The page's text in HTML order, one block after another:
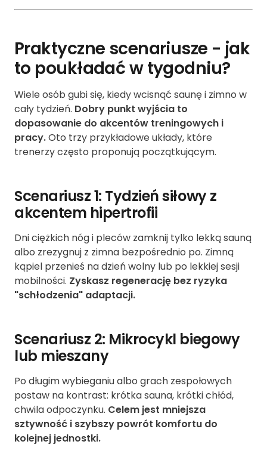
Praktyczne scenariusze - jak
to poukładać w tygodniu?
Wiele osób gubi się, kiedy wcisnąć saunę i zimno w
cały tydzień. Dobry punkt wyjścia to
dopasowanie do akcentów treningowych i
pracy.Oto trzy przykładowe układy, które
trenerzy często proponują początkującym.
Scenariusz 1: Tydzień siłowy z
akcentem hipertrofii
Dni ciężkich nóg i pleców zamknij tylko lekką sauną
albo zrezygnuj z zimna bezpośrednio po. Zimną
kąpiel przenieś na dzień wolny lub po lekkiej sesji
mobilności. Zyskasz regenerację bez ryzyka
"schłodzenia" adaptacji.
Scenariusz 2: Mikrocykl biegowy
lub mieszany
Po długim wybieganiu albo grach zespołowych
postaw na kontrast: krótka sauna, krótki chłód,
chwila odpoczynku. Celem jest mniejsza
sztywność i szybszy powrót komfortu do
kolejnej jednostki.